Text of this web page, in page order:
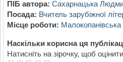
ПІБ автора: Сахарнацька
Посада: Вчитель зарубіжної
Місце роботи: Малокопанівська
Наскільки корисна ця
Натисніть на зірочку, щоб